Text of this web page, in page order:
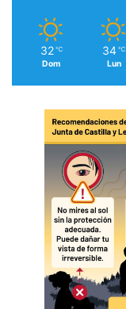
32 ℃
Dom
34 ℃
Lun